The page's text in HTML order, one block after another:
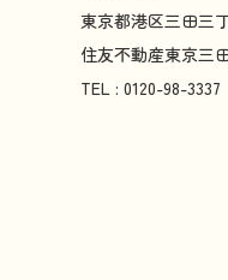
東京都港区三田三
住友不動産東京三
TEL : 0120-98-3337